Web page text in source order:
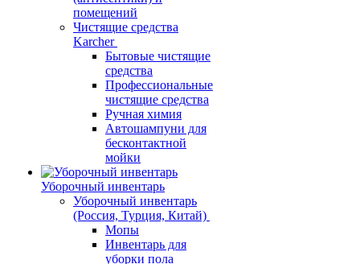
помещений
Чистящие средства
Karcher
Бытовые чистящие
средства
Профессиональные
чистящие средства
Ручная химия
Автошампуни для
бесконтактной
мойки
Уборочный инвентарь
Уборочный инвентарь
(Россия, Турция, Китай)
Мопы
Инвентарь для
уборки пола